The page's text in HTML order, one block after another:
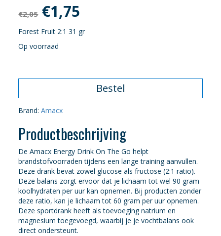
€2,05 Oorspronkelijke
prijs
was:
€2,05.
€1,75
prijs
€1,75.
Forest Fruit 2:1 31 gr
Op voorraad
Bestel
Brand:Amacx
Productbeschrijving
De Amacx Energy Drink On The Go helpt
brandstofvoorraden tijdens een lange training aanvullen.
Deze drank bevat zowel glucose als fructose (2:1 ratio).
Deze balans zorgt ervoor dat je lichaam tot wel 90 gram
koolhydraten per uur kan opnemen. Bij producten zonder
deze ratio, kan je lichaam tot 60 gram per uur opnemen.
Deze sportdrank heeft als toevoeging natrium en
magnesium toegevoegd, waarbij je je vochtbalans ook
direct ondersteunt.